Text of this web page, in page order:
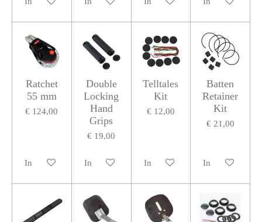
Ratchet
55 mm
€ 124,00
In winkelwagen
Double
Locking
Hand
Grips
€ 19,00
In winkelwagen
Telltales
Kit
€ 12,00
In winkelwagen
Batten
Retainer
Kit
€ 21,00
In winkelwagen